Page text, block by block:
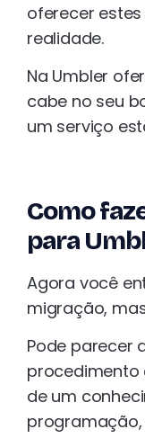
oferecer
realidade.
Na Umbler
cabe no seu
um serviço
Como
para
Agora você
migração,
Pode parecer
procedimento
de um